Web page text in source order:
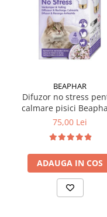
BEAPHAR
Difuzor no stress
calmare pisici
rezervă 30 ml
75,00 Lei
ADAUGA IN COS